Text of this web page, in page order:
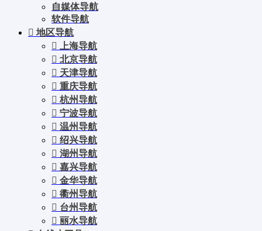
自媒体导航
软件导航
地区导航
上海导航
北京导航
天津导航
重庆导航
杭州导航
宁波导航
温州导航
绍兴导航
湖州导航
嘉兴导航
金华导航
衢州导航
台州导航
丽水导航